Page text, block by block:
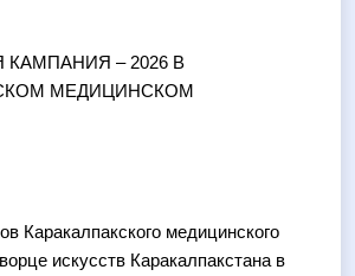
– 2026 В
МЕДИЦИНСКОМ
Каракалпакского медицинского
искусств Каракалпакстана в